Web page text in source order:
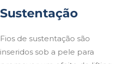
Sustentação
Fios de sustentação são
inseridos sob a pele para